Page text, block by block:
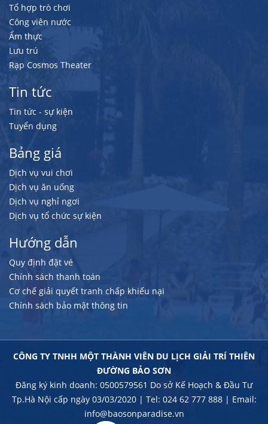
Tổ hợp trò chơi
Công viên nước
Ẩm thực
Lưu trú
Rạp Cosmos Theater
Tin tức
Tin tức - sự kiện
Tuyển dụng
Bảng giá
Dịch vụ vui chơi
Dịch vụ ăn uống
Dịch vụ nghỉ ngơi
Dịch vụ tổ chức sự kiện
Hướng dẫn
Quy định đặt vé
Chính sách thanh toán
Cơ chế giải quyết tranh chấp khiếu nại
Chính sách bảo mật thông tin
CÔNG TY TNHH MỘT THÀNH VIÊN DU LỊCH GIẢI TRÍ THIÊN
ĐƯỜNG BẢO SƠN
Đăng ký kinh doanh: 0500579561 Do sở Kế Hoạch & Đầu Tư
Tp.Hà Nội cấp ngày 03/03/2020 | Tel: 024 62 777 888 | Email:
info@baosonparadise.vn